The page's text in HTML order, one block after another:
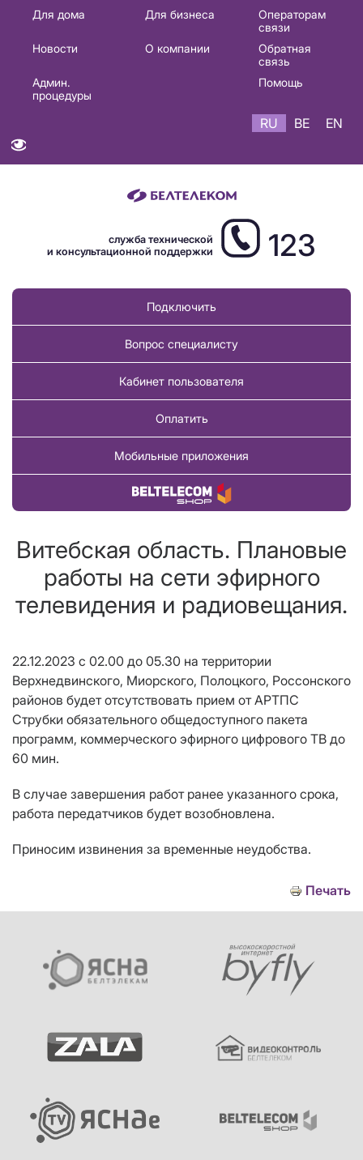
Основная
навигация
Для дома Для бизнеса
Операторам
связи
Новости
О компании
Обратная
связь
Админ.
процедуры
Помощь
RU BE EN
служба технической
и консультационной поддержки
123
Подключить
Вопрос специалисту
Кабинет пользователя
Оплатить
Мобильные приложения
Купить товар
Витебская область. Плановые
работы на сети эфирного
телевидения и радиовещания.
22.12.2023 c 02.00 до 05.30 на территории
Верхнедвинского, Миорского, Полоцкого, Россонского
районов будет отсутствовать прием от АРТПС
Струбки обязательного общедоступного пакета
программ, коммерческого эфирного цифрового ТВ до
60 мин.
В случае завершения работ ранее указанного срока,
работа передатчиков будет возобновлена.
Приносим извинения за временные неудобства.
Печать